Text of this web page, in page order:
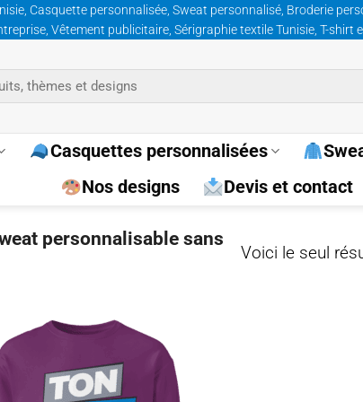
Casquette personnalisée, Sweat personnalisé, Broderie
Vêtement publicitaire, Sérigraphie textile Tunisie, T-shirt
Casquettes personnalisées
Nos designs
Devis et contact
personnalisable sans
Voici le seul
Ajouter
wishlist